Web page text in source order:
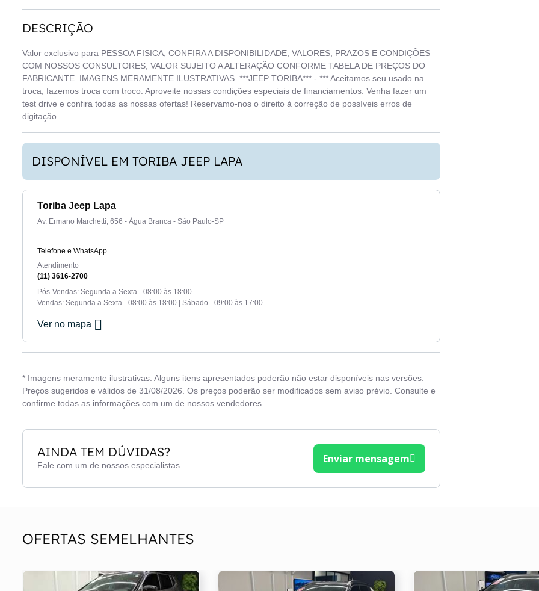
DESCRIÇÃO
Valor exclusivo para PESSOA FISICA, CONFIRA A DISPONIBILIDADE, VALORES, PRAZOS E CONDIÇÕES
COM NOSSOS CONSULTORES, VALOR SUJEITO A ALTERAÇÃO CONFORME TABELA DE PREÇOS DO
FABRICANTE. IMAGENS MERAMENTE ILUSTRATIVAS. ***JEEP TORIBA*** - *** Aceitamos seu usado na
troca, fazemos troca com troco. Aproveite nossas condições especiais de financiamentos. Venha fazer um
test drive e confira todas as nossas ofertas! Reservamo-nos o direito à correção de possíveis erros de
digitação.
DISPONÍVEL EM TORIBA JEEP LAPA
Toriba Jeep Lapa
Av. Ermano Marchetti, 656 - Água Branca - São Paulo-SP
Telefone e WhatsApp
Atendimento
(11) 3616-2700
Pós-Vendas: Segunda a Sexta - 08:00 às 18:00
Vendas: Segunda a Sexta - 08:00 às 18:00 | Sábado - 09:00 às 17:00
Ver no mapa
* Imagens meramente ilustrativas. Alguns itens apresentados poderão não estar disponíveis nas versões.
Preços sugeridos e válidos de 31/08/2026. Os preços poderão ser modificados sem aviso prévio. Consulte e
confirme todas as informações com um de nossos vendedores.
AINDA TEM DÚVIDAS?
Fale com um de nossos especialistas.
Enviar mensagem
OFERTAS SEMELHANTES